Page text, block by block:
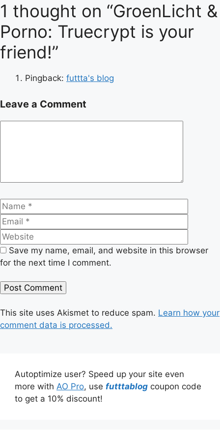
1 thought on “GroenLicht &
Porno: Truecrypt is your
friend!”
Pingback: futtta's blog
Leave a Comment
Name
Save my name, email, and website in this browser
for the next time I comment.
This site uses Akismet to reduce spam. Learn how your
comment data is processed.
Autoptimize user? Speed up your site even
more with AO Pro, use futttablog coupon code
to get a 10% discount!